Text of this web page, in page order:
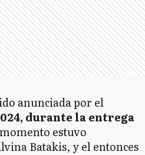
anunciada por el
durante la entrega
estuvo
Batakis, y el entonces